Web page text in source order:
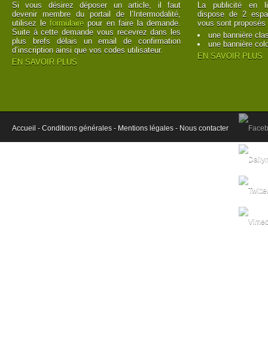
Si vous désirez déposer un article, il faut
devenir membre du portail de l’Intermodalité,
utilisez leformulaire pour en faire la demande.
Suite à cette demande vous recevrez dans les
plus brefs délais un email de confirmation
d’inscription ainsi que vos codes utilisateur.
EN SAVOIR PLUS
La publicité en
dispose de 2
vous sont proposés
une bannière
une bannière
EN SAVOIR PLUS
Accueil - Conditions générales - Mentions légales - Nous contacter